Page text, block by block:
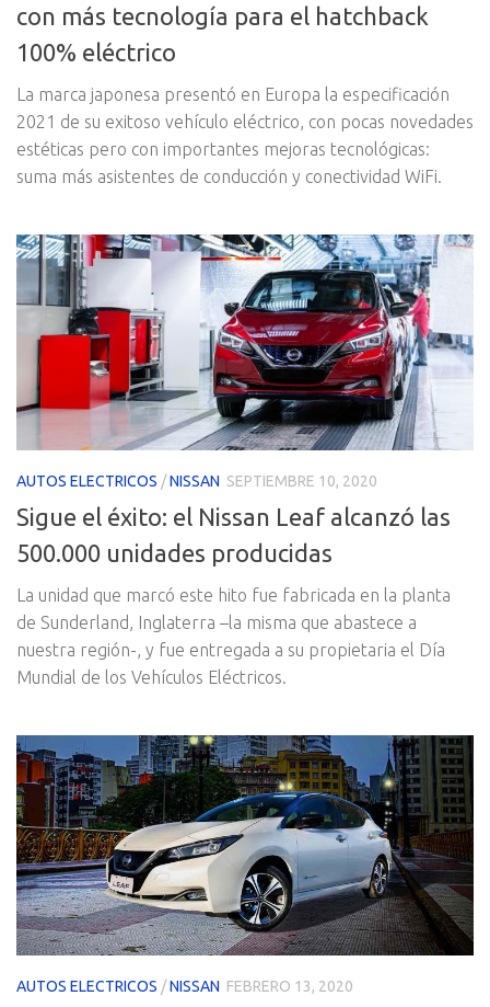
con más tecnología para el hatchback
100% eléctrico
La marca japonesa presentó en Europa la especificación
2021 de su exitoso vehículo eléctrico, con pocas novedades
estéticas pero con importantes mejoras tecnológicas:
suma más asistentes de conducción y conectividad WiFi.
AUTOS ELECTRICOS /NISSAN SEPTIEMBRE 10, 2020
Sigue el éxito: el Nissan Leaf alcanzó las
500.000 unidades producidas
La unidad que marcó este hito fue fabricada en la planta
de Sunderland, Inglaterra –la misma que abastece a
nuestra región-, y fue entregada a su propietaria el Día
Mundial de los Vehículos Eléctricos.
AUTOS ELECTRICOS /NISSAN FEBRERO 13, 2020